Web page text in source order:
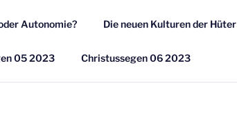
Autonomie? Die neuen Kulturen der Hüter
05 2023 Christussegen 06 2023